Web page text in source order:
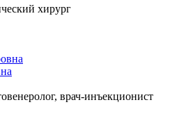
хирург
врач-инъекционист